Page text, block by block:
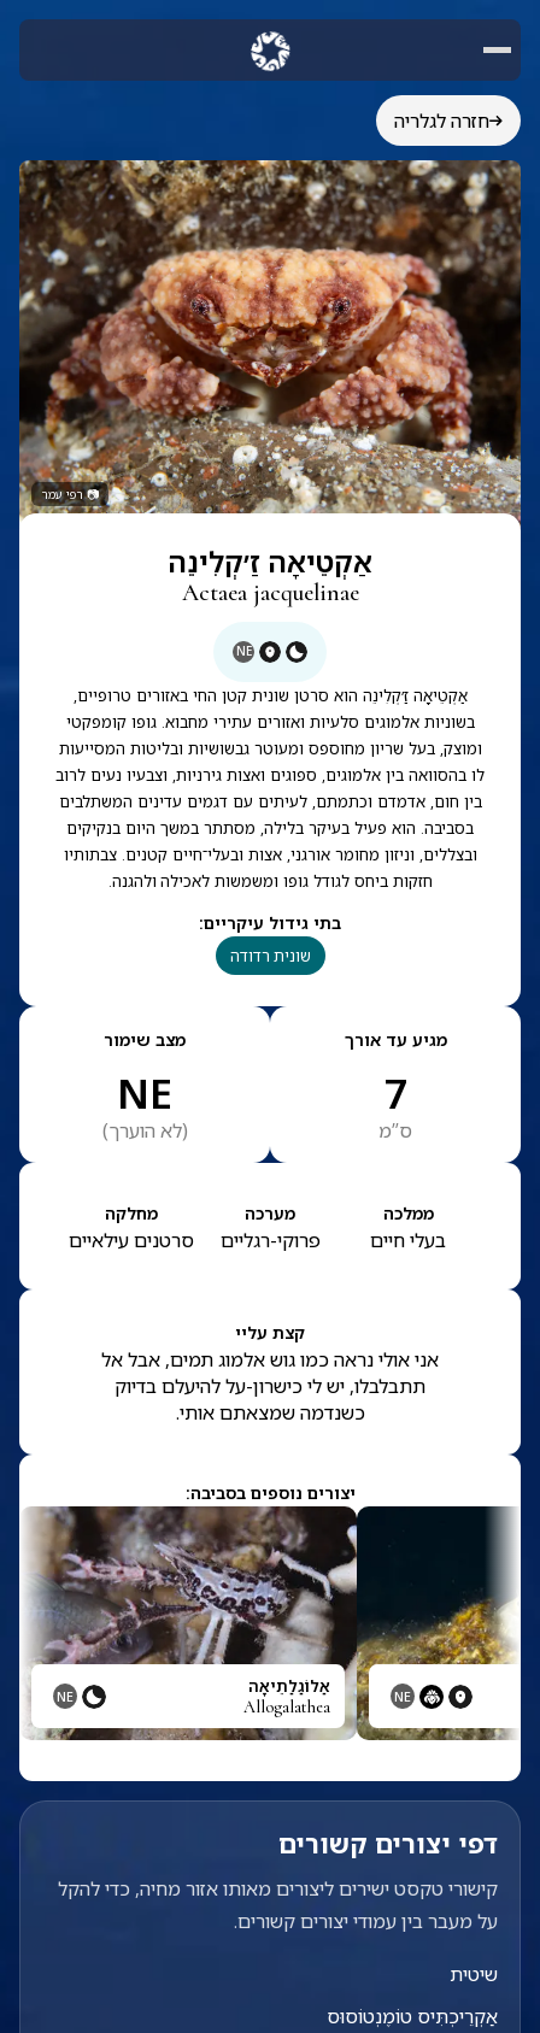
חזרה לגלריה
📷רפי עמר
אַקְטֵיאָה זַ׳קְלִינֵה
Actaea jacquelinae
NE
אַקְטֵיאָה זַ׳קְלִינֵה הוא סרטן שונית קטן החי באזורים טרופיים,
בשוניות אלמוגים סלעיות ואזורים עתירי מחבוא. גופו קומפקטי
ומוצק, בעל שריון מחוספס ומעוטר גבשושיות ובליטות המסייעות
לו בהסוואה בין אלמוגים, ספוגים ואצות גירניות, וצבעיו נעים לרוב
בין חום, אדמדם וכתמתם, לעיתים עם דגמים עדינים המשתלבים
בסביבה. הוא פעיל בעיקר בלילה, מסתתר במשך היום בנקיקים
ובצללים, וניזון מחומר אורגני, אצות ובעלי־חיים קטנים. צבתותיו
חזקות ביחס לגודל גופו ומשמשות לאכילה ולהגנה.
בתי גידול עיקריים:
שונית רדודה
מגיע עד אורך
7
ס”מ
מצב שימור
NE
(לא הוערך)
ממלכה
בעלי חיים
מערכה
פרוקי-רגליים
מחלקה
סרטנים עילאיים
קצת עליי
אני אולי נראה כמו גוש אלמוג תמים, אבל אל
תתבלבלו, יש לי כישרון-על להיעלם בדיוק
כשנדמה שמצאתם אותי.
יצורים נוספים בסביבה:
NE אַלוֹגַלַתֵיאָה
Allogalathea
NE
דפי יצורים קשורים
קישורי טקסט ישירים ליצורים מאותו אזור מחיה, כדי להקל
על מעבר בין עמודי יצורים קשורים.
שיטית
אַקְרֵיכְתִּיס טוֹמֶנְטוֹסוּס